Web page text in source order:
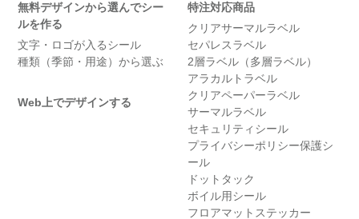
無料デザインから選んでシー
ルを作る
文字・ロゴが入るシール
種類（季節・用途）から選ぶ
Web上でデザインする
特注対応商品
クリアサーマルラベル
セパレスラベル
2層ラベル（多層ラベル）
アラカルトラベル
クリアペーパーラベル
サーマルラベル
セキュリティシール
プライバシーポリシー保護シ
ール
ドットタック
ボイル用シール
フロアマットステッカー